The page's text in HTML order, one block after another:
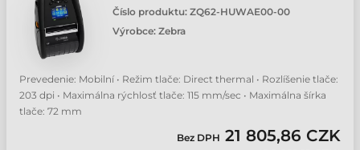
Číslo produktu: ZQ62-HUWAE00-00
Výrobce: Zebra
Prevedenie: Mobilní • Režim tlače: Direct thermal • Rozlíšenie tlače:
203 dpi • Maximálna rýchlosť tlače: 115 mm/sec • Maximálna šírka
tlače: 72 mm
Bez DPH 21 805,86 CZK